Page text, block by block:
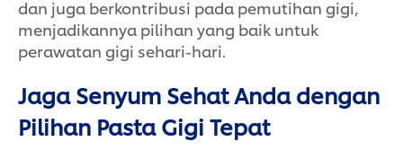
dan juga berkontribusi pada pemutihan gigi,
menjadikannya pilihan yang baik untuk
perawatan gigi sehari-hari.
Jaga Senyum Sehat Anda dengan
Pilihan Pasta Gigi Tepat